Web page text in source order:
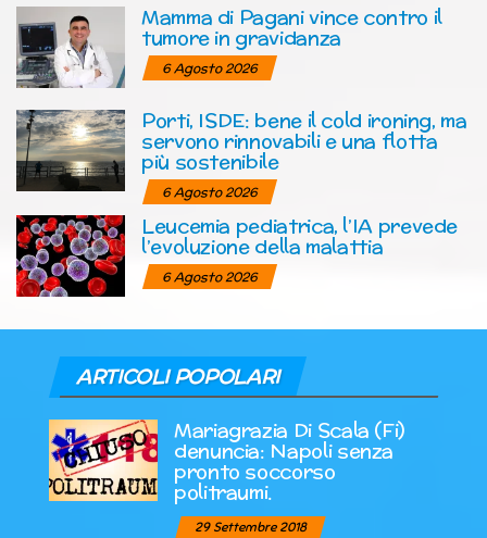
Mamma di Pagani vince contro il
tumore in gravidanza
6 Agosto 2026
Porti, ISDE: bene il cold ironing, ma
servono rinnovabili e una flotta
più sostenibile
6 Agosto 2026
Leucemia pediatrica, l’IA prevede
l’evoluzione della malattia
6 Agosto 2026
ARTICOLI POPOLARI
Mariagrazia Di Scala (Fi)
denuncia: Napoli senza
pronto soccorso
politraumi.
29 Settembre 2018